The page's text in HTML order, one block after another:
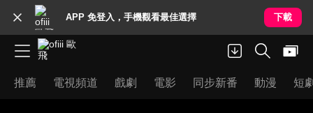
APP 免登入，手機觀看最佳選擇 下載
推薦 電視頻道 戲劇 電影 同步新番 動漫 短